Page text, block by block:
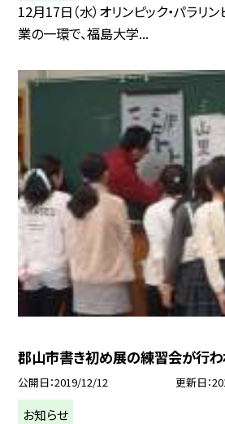
12月17日（水）オリンピック・パラリ
業の一環で、福島大学...
郡山市書き初め展の練習会が行わ
公開日 2019/12/12 更新日
お知らせ